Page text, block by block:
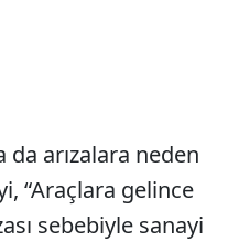
da arızalara neden
“Araçlara gelince
sebebiyle sanayi